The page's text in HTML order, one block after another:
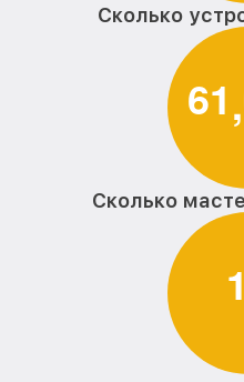
Сколько
61,
Сколько
1